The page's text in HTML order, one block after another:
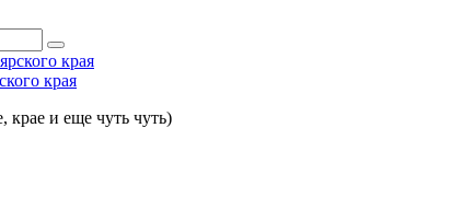
края
крае и еще чуть чуть)